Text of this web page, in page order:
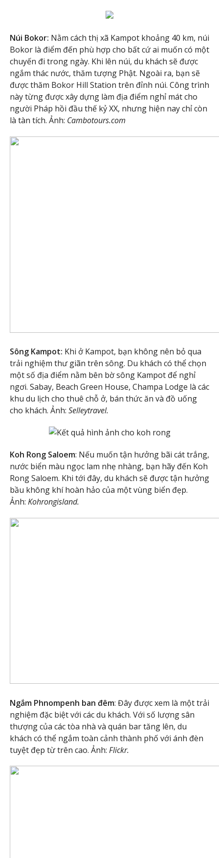
Núi Bokor: Nằm cách thị xã Kampot khoảng 40 km, núi
Bokor là điểm đến phù hợp cho bất cứ ai muốn có một
chuyến đi trong ngày. Khi lên núi, du khách sẽ được
ngắm thác nước, thăm tượng Phật. Ngoài ra, bạn sẽ
được thăm Bokor Hill Station trên đỉnh núi. Công trình
này từng được xây dựng làm địa điểm nghỉ mát cho
người Pháp hồi đầu thế kỷ XX, nhưng hiện nay chỉ còn
là tàn tích. Ảnh: Cambotours.com
Sông Kampot: Khi ở Kampot, bạn không nên bỏ qua
trải nghiệm thư giãn trên sông. Du khách có thể chọn
một số địa điểm nằm bên bờ sông Kampot để nghỉ
ngơi. Sabay, Beach Green House, Champa Lodge là các
khu du lịch cho thuê chỗ ở, bán thức ăn và đồ uống
cho khách. Ảnh: Selleytravel.
Koh Rong Saloem: Nếu muốn tận hưởng bãi cát trắng,
nước biển màu ngọc lam nhẹ nhàng, bạn hãy đến Koh
Rong Saloem. Khi tới đây, du khách sẽ được tận hưởng
bầu không khí hoàn hảo của một vùng biển đẹp.
Ảnh: Kohrongisland.
Ngắm Phnompenh ban đêm: Đây được xem là một trải
nghiệm đặc biệt với các du khách. Với số lượng sân
thượng của các tòa nhà và quán bar tăng lên, du
khách có thể ngắm toàn cảnh thành phố với ánh đèn
tuyệt đẹp từ trên cao. Ảnh: Flickr.